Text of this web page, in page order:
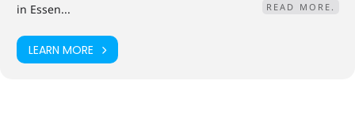
in Essen...
READ MORE.
LEARN MORE